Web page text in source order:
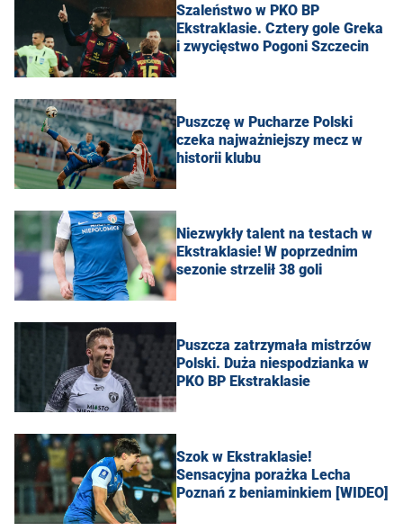
Szaleństwo w PKO BP
Ekstraklasie. Cztery gole Greka
i zwycięstwo Pogoni Szczecin
Puszczę w Pucharze Polski
czeka najważniejszy mecz w
historii klubu
Niezwykły talent na testach w
Ekstraklasie! W poprzednim
sezonie strzelił 38 goli
Puszcza zatrzymała mistrzów
Polski. Duża niespodzianka w
PKO BP Ekstraklasie
Szok w Ekstraklasie!
Sensacyjna porażka Lecha
Poznań z beniaminkiem [WIDEO]